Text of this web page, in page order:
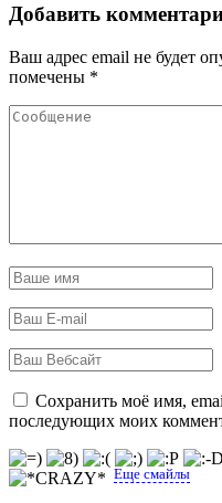
Добавить
Ваш адрес email не будет
помечены *
Сохранить моё имя,
последующих моих
Еще смайлы